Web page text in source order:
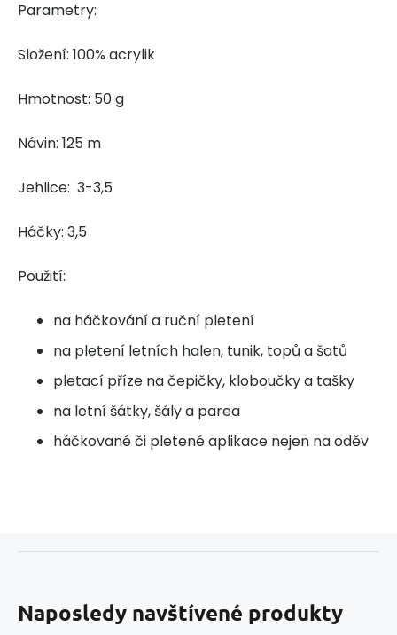
Parametry:
Složení: 100% acrylik
Hmotnost: 50 g
Návin: 125 m
Jehlice: 3-3,5
Háčky: 3,5
Použití:
na háčkování a ruční pletení
na pletení letních halen, tunik, topů a šatů
pletací příze na čepičky, kloboučky a tašky
na letní šátky, šály a parea
háčkované či pletené aplikace nejen na oděv
Naposledy navštívené produkty